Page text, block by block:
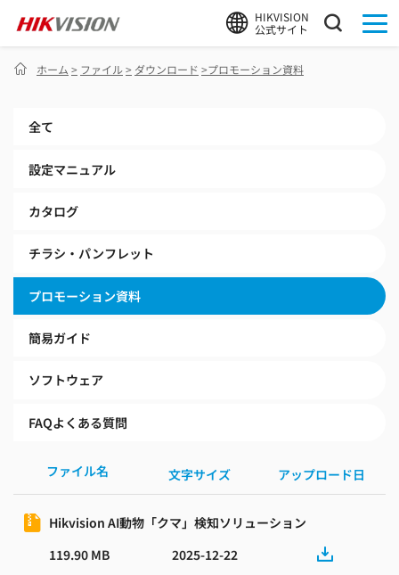
HIKVISION
公式サイト
ホーム > ファイル> ダウンロード >プロモーション資料
全て
設定マニュアル
カタログ
チラシ・パンフレット
プロモーション資料
簡易ガイド
ソフトウェア
FAQよくある質問
ファイル名 文字サイズ アップロード日
Hikvision AI動物「クマ」検知ソリューション
119.90 MB
2025-12-22